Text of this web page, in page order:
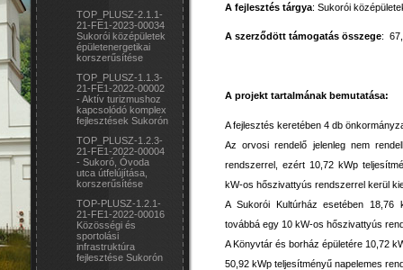
TOP_PLUSZ-2.1.1-
21-FE1-2023-00034
Sukorói középületek
épületenergetikai
korszerűsítése
TOP_PLUSZ-1.1.3-
21-FE1-2022-00002
- Aktív turizmushoz
kapcsolódó komplex
fejlesztések Sukorón
TOP_PLUSZ-1.2.3-
21-FE1-2022-00004
- Sukoró, Óvoda
utca útfelújítása,
korszerűsítése
TOP-PLUSZ-1.2.1-
21-FE1-2022-00016
Közösségi és
sportolási
infrastruktúra
fejlesztése Sukorón
A fejlesztés tárgya: Sukorói
A szerződött támogatás összege:
A projekt tartalmának bemutatása:
A fejlesztés keretében 4 db
Az orvosi rendelő jelenleg nem
rendszerrel, ezért 10,72 kWp
kW-os hőszivattyús rendszerrel kerül
A Sukorói Kultúrház esetében 18,76
továbbá egy 10 kW-os hőszivattyús
A Könyvtár és borház épületére 10,72
50,92 kWp teljesítményű napelemes